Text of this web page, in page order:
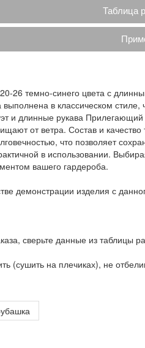
Таблица
26 темно-синего цвета с
в классическом
и длинные рукава
от ветра. Состав и качество
что позволяет
в использовании.
вашего гардероба.
демонстрации изделия с
сверьте данные из таблицы
на плечиках), не